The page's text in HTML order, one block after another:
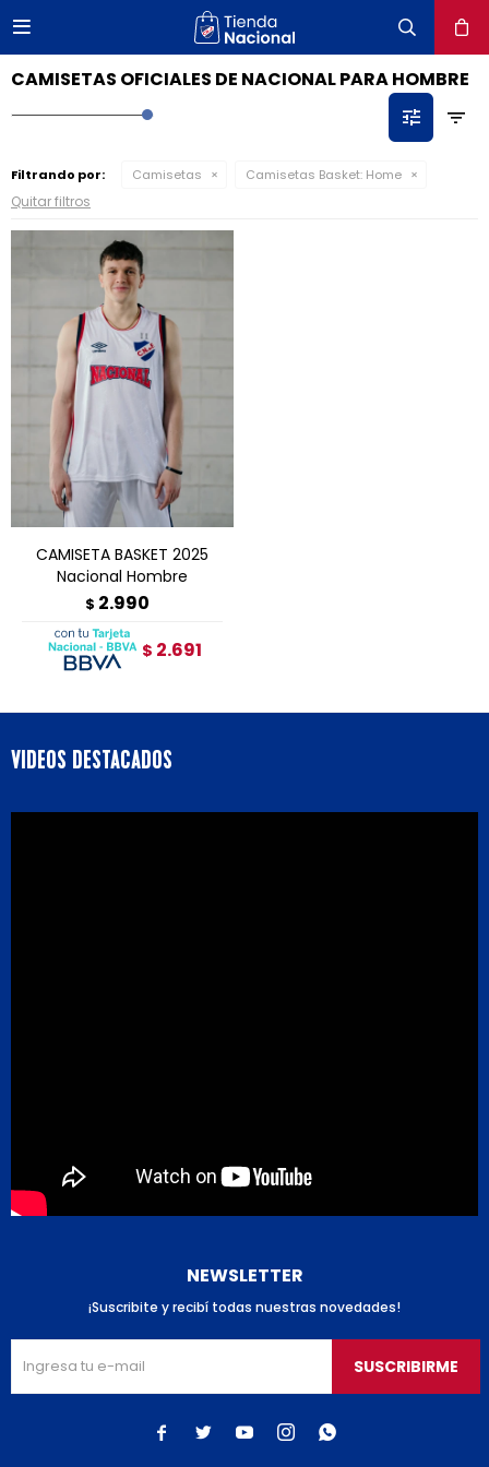

CAMISETAS OFICIALES DE NACIONAL PARA HOMBRE
Filtrando por: Camisetas Camisetas Basket: Home
Quitar filtros
CAMISETA BASKET 2025
Nacional Hombre
$ 2.990
$ 2.691
VIDEOS DESTACADOS
NEWSLETTER
¡Suscribite y recibí todas nuestras novedades!
SUSCRIBIRME
    
close